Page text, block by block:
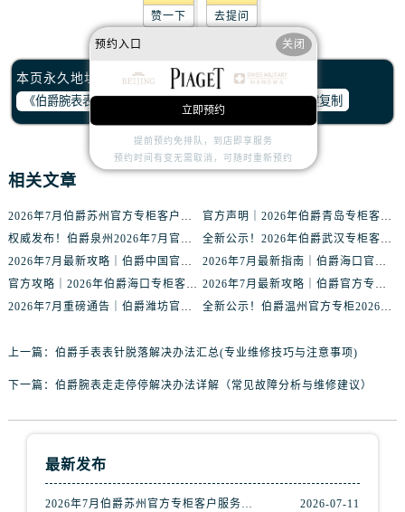
内蒙古自治区乌海市海勃湾区人民南路伯爵售后服务中心（需提前预约）
山西省晋中市榆次区顺城街伯爵售后服务中心（需提前预约）
山西省临汾市尧都区解放路伯爵售后服务中心（需提前预约）
山西省吕梁市离石区永宁中路与建设街交叉口伯爵售后服务中心（需提前预约）
山西省朔州市朔城区怡西路与鄯阳西街交汇处伯爵售后服务中心（需提前预约）
山西省忻州市忻府区和平东街与七一南路交叉口伯爵售后服务中心（需提前预约）
山西省长治市潞州区英雄中路伯爵售后服务中心（需提前预约）
赞一下 去提问
本页永久地址：
一键复制
相关文章
2026年7月伯爵苏州官方专柜客户服务指南｜热线电话+门店信息一览
官方声明｜2026年伯爵青岛专柜客户服务电话核验公告，7月最新信息更新
权威发布！伯爵泉州2026年7月官方专柜服务热线与客户接待信息
全新公示！2026年伯爵武汉专柜客户服务热线（7月最新版）附门店详情
2026年7月最新攻略｜伯爵中国官方专柜门店信息，客户服务热线一键核验
2026年7月最新指南｜伯爵海口官方专柜服务热线+门店信息，一站式查询
官方攻略｜2026年伯爵海口专柜客户服务电话核验指南，轻松找到正确渠道
2026年7月最新攻略｜伯爵官方专柜盐城服务热线与客户支持信息
2026年7月重磅通告｜伯爵潍坊官方专柜信息大全，客户服务热线同步更新
全新公示！伯爵温州官方专柜2026年7月最新服务热线，客户反馈通道升级
上一篇： 伯爵手表表针脱落解决办法汇总(专业维修技巧与注意事项)
下一篇： 伯爵腕表走走停停解决办法详解（常见故障分析与维修建议）
最新发布
2026年7月伯爵苏州官方专柜客户服务指南｜热线电话+门店信息一览 2026-07-11
预约入口 关闭
立即预约
提前预约免排队，到店即享服务
预约时间有变无需取消，可随时重新预约